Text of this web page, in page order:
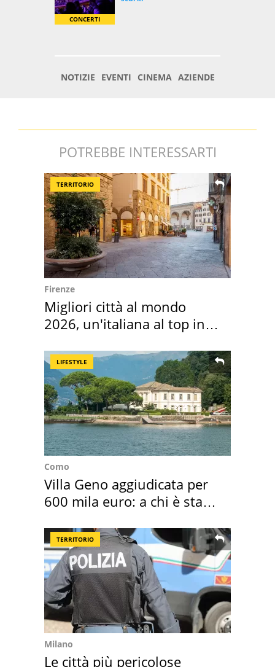
POTREBBE INTERESSARTI
TERRITORIO
Firenze
Migliori città al mondo
2026, un'italiana al top in
LIFESTYLE
Como
Villa Geno aggiudicata per
600 mila euro: a chi è stata
TERRITORIO
Milano
Le città più pericolose